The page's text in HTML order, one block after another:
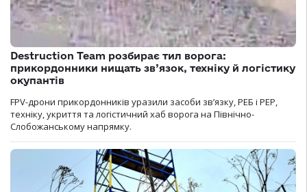
Destruction Team розбирає тил ворога:
прикордонники нищать зв’язок, техніку й логістику
окупантів
FPV-дрони прикордонників уразили засоби зв’язку, РЕБ і РЕР,
техніку, укриття та логістичний хаб ворога на Північно-
Слобожанському напрямку.